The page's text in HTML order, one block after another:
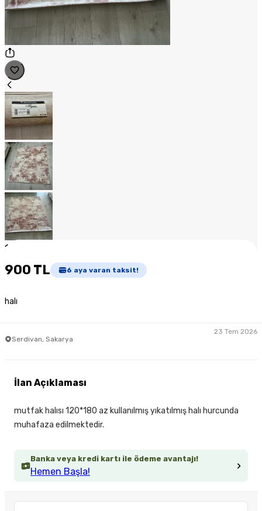
1
900 TL 6 aya varan taksit!
halı
Serdivan, Sakarya
23 Tem 2026
Banka veya kredi kartı ile ödeme avantajı!
Hemen Başla!
İlan Açıklaması
mutfak halısı 120*180 az kullanılmış yıkatılmış halı hurcunda
muhafaza edilmektedir.